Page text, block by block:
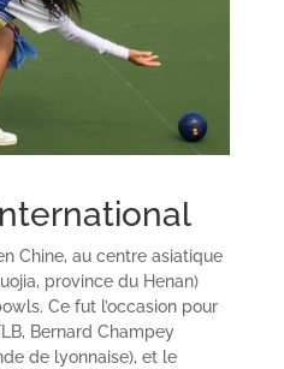
Chine, au centre asiatique
province du Henan)
Ce fut l’occasion pour
Bernard Champey
de lyonnaise), et le